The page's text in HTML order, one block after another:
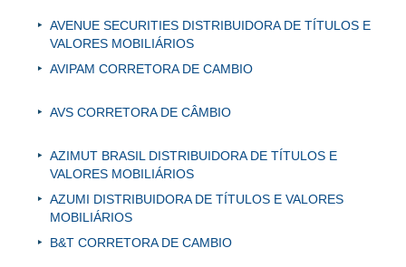
AVENUE SECURITIES DISTRIBUIDORA DE TÍTULOS E
VALORES MOBILIÁRIOS
AVIPAM CORRETORA DE CAMBIO
AVS CORRETORA DE CÂMBIO
AZIMUT BRASIL DISTRIBUIDORA DE TÍTULOS E
VALORES MOBILIÁRIOS
AZUMI DISTRIBUIDORA DE TÍTULOS E VALORES
MOBILIÁRIOS
B&T CORRETORA DE CAMBIO